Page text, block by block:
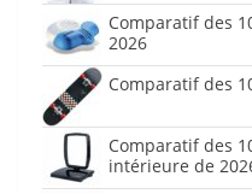
Comparatif des
2026
Comparatif des
Comparatif des
intérieure de